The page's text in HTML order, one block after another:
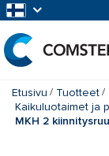
Etusivu Tuotteet
Kaikuluotaimet ja
MKH 2